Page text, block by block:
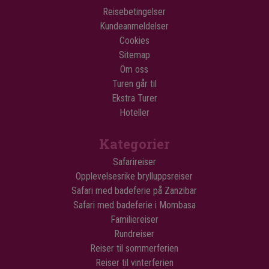
Reisebetingelser
Kundeanmeldelser
Cookies
Sitemap
Om oss
Turen går til
Ekstra Turer
Hoteller
Kategorier
Safarireiser
Opplevelsesrike brylluppsreiser
Safari med badeferie på Zanzibar
Safari med badeferie i Mombasa
Familiereiser
Rundreiser
Reiser til sommerferien
Reiser til vinterferien